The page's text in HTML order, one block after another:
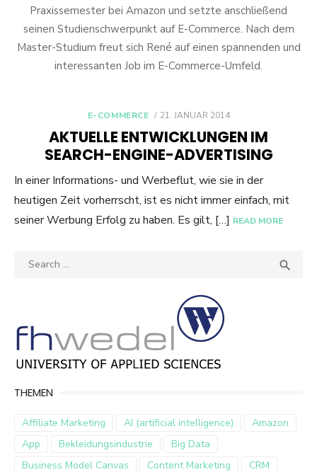
Praxissemester bei Amazon und setzte anschließend
seinen Studienschwerpunkt auf E-Commerce. Nach dem
Master-Studium freut sich René auf einen spannenden und
interessanten Job im E-Commerce-Umfeld.
E-COMMERCE
POSTED
21. JANUAR 2014
AKTUELLE ENTWICKLUNGEN IM
SEARCH-ENGINE-ADVERTISING
In einer Informations- und Werbeflut, wie sie in der
heutigen Zeit vorherrscht, ist es nicht immer einfach, mit
seiner Werbung Erfolg zu haben. Es gilt, […] READ MORE
Search

THEMEN
Affiliate Marketing AI (artificial intelligence)
Amazon
App
Bekleidungsindustrie
Big Data
Business Model Canvas
Content Marketing
CRM